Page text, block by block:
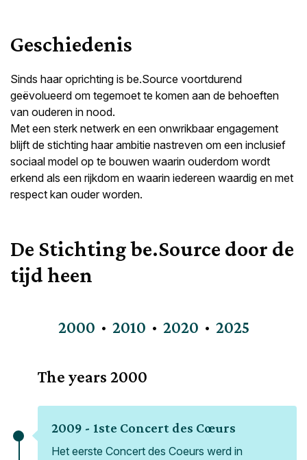
Geschiedenis
Sinds haar oprichting is be.Source voortdurend
geëvolueerd om tegemoet te komen aan de behoeften
van ouderen in nood.
Met een sterk netwerk en een onwrikbaar engagement
blijft de stichting haar ambitie nastreven om een inclusief
sociaal model op te bouwen waarin ouderdom wordt
erkend als een rijkdom en waarin iedereen waardig en met
respect kan ouder worden.
De Stichting be.Source door de
tijd heen
2000 2010 2020 2025
The years 2000
2009 - 1ste Concert des Cœurs
Het eerste Concert des Coeurs werd in